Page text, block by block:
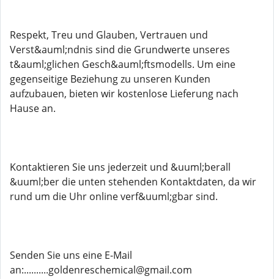
Respekt, Treu und Glauben, Vertrauen und
Verst&auml;ndnis sind die Grundwerte unseres
t&auml;glichen Gesch&auml;ftsmodells. Um eine
gegenseitige Beziehung zu unseren Kunden
aufzubauen, bieten wir kostenlose Lieferung nach
Hause an.
Kontaktieren Sie uns jederzeit und &uuml;berall
&uuml;ber die unten stehenden Kontaktdaten, da wir
rund um die Uhr online verf&uuml;gbar sind.
Senden Sie uns eine E-Mail
an:..........goldenreschemical@gmail.com